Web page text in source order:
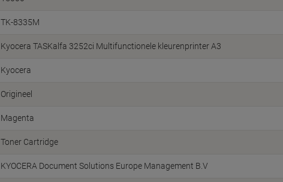
TK-8335M
Kyocera TASKalfa 3252ci Multifunctionele kleurenprinter A3
Kyocera
Origineel
Magenta
Toner Cartridge
KYOCERA Document Solutions Europe Management B.V